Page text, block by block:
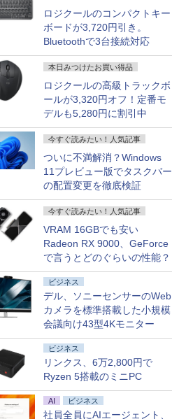
ロジクールのコンパクトキー
ボードが3,720円引き。
Bluetoothで3台接続対応
本日みつけたお買い得品
ロジクールの高級トラックボ
ールが3,320円オフ！定番モ
デルも5,280円に割引中
今すぐ読みたい！人気記事
ついに不満解消？Windows
11プレビュー版でタスクバー
の配置変更を徹底検証
今すぐ読みたい！人気記事
VRAM 16GBでも安い
Radeon RX 9000、GeForce
で言うとどのぐらいの性能？
ビジネス
デル、ソニーセンサーのWeb
カメラを標準搭載した小規模
会議向け43型4Kモニター
ビジネス
リンクス、6万2,800円で
Ryzen 5搭載のミニPC
AI ビジネス
社員全員にAIエージェント、